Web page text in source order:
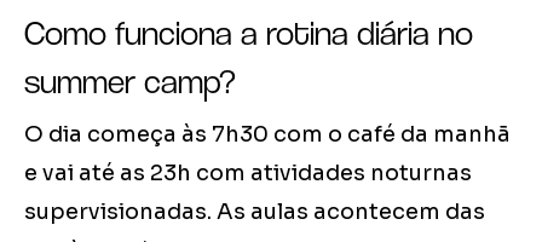
Como funciona a rotina diária no
summer camp?
O dia começa às 7h30 com o café da manhã
e vai até as 23h com atividades noturnas
supervisionadas. As aulas acontecem das